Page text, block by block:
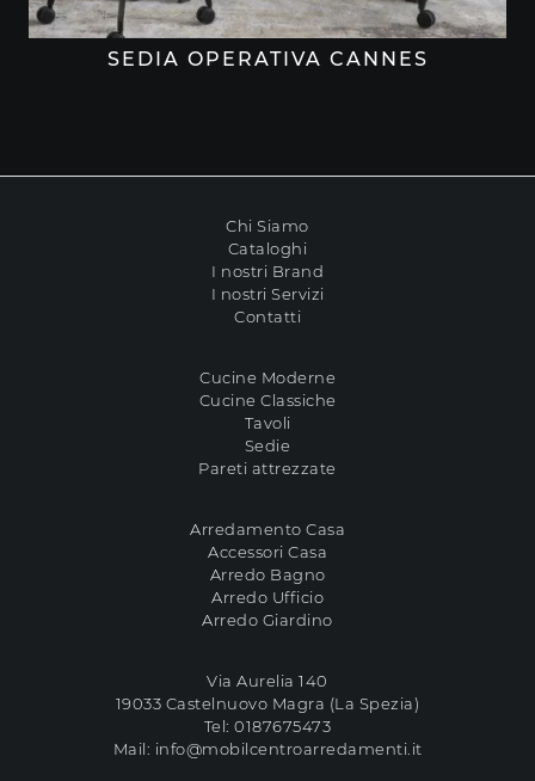
SEDIA OPERATIVA CANNES
Chi Siamo
Cataloghi
I nostri Brand
I nostri Servizi
Contatti
Cucine Moderne
Cucine Classiche
Tavoli
Sedie
Pareti attrezzate
Arredamento Casa
Accessori Casa
Arredo Bagno
Arredo Ufficio
Arredo Giardino
Via Aurelia 140
19033 Castelnuovo Magra (La Spezia)
Tel:0187675473
Mail: info@mobilcentroarredamenti.it